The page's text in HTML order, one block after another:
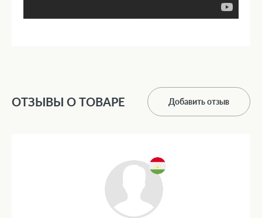
ОТЗЫВЫ О ТОВАРЕ Добавить отзыв